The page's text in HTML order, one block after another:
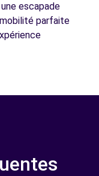
escapade
parfaite